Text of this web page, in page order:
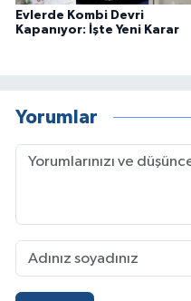
Evlerde Kombi Devri
Kapanıyor: İşte Yeni Karar
Yorumlar